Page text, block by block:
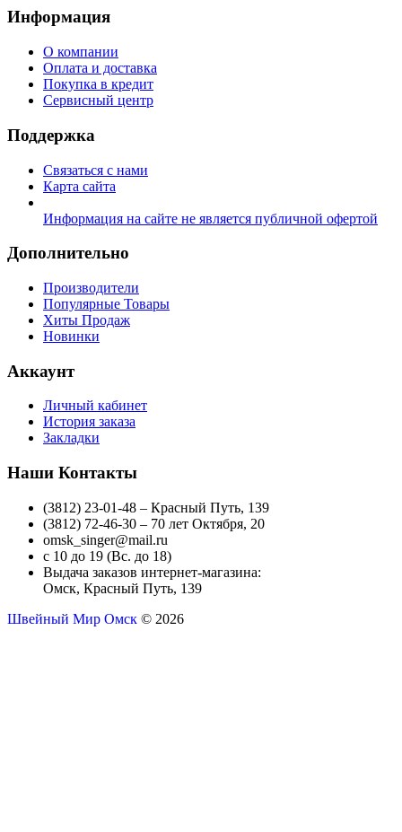
Информация
О компании
Оплата и доставка
Покупка в кредит
Сервисный центр
Поддержка
Связаться с нами
Карта сайта
Информация на сайте не является публичной офертой
Дополнительно
Производители
Популярные Товары
Хиты Продаж
Новинки
Аккаунт
Личный кабинет
История заказа
Закладки
Наши Контакты
(3812) 23-01-48 – Красный Путь, 139
(3812) 72-46-30 – 70 лет Октября, 20
omsk_singer@mail.ru
с 10 до 19 (Вс. до 18)
Выдача заказов интернет-магазина:
Омск, Красный Путь, 139
Швейный Мир Омск © 2026